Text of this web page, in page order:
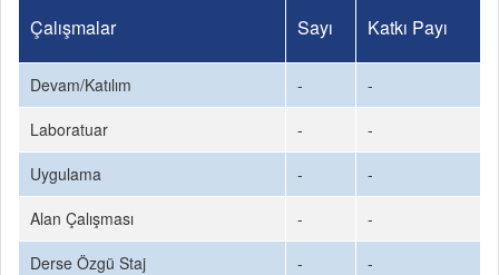
Çalışmalar Sayı Katkı Payı
Devam/Katılım -
-
Laboratuar
-
-
Uygulama
-
-
Alan Çalışması
-
-
Derse Özgü Staj
-
-